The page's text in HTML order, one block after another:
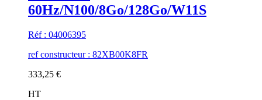
60Hz/N100/8Go/128Go/W11S
Réf : 04006395
ref constructeur : 82XB00K8FR
333,25 €
HT